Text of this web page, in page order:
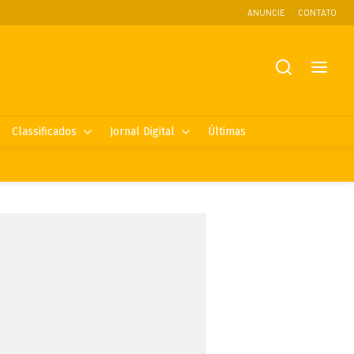
ANUNCIE CONTATO
Classificados Jornal Digital Últimas